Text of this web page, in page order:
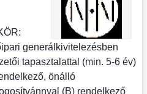
generálkivitelezésben
tapasztalattal (min. 5-6 év)
önálló
(B) rendelkező